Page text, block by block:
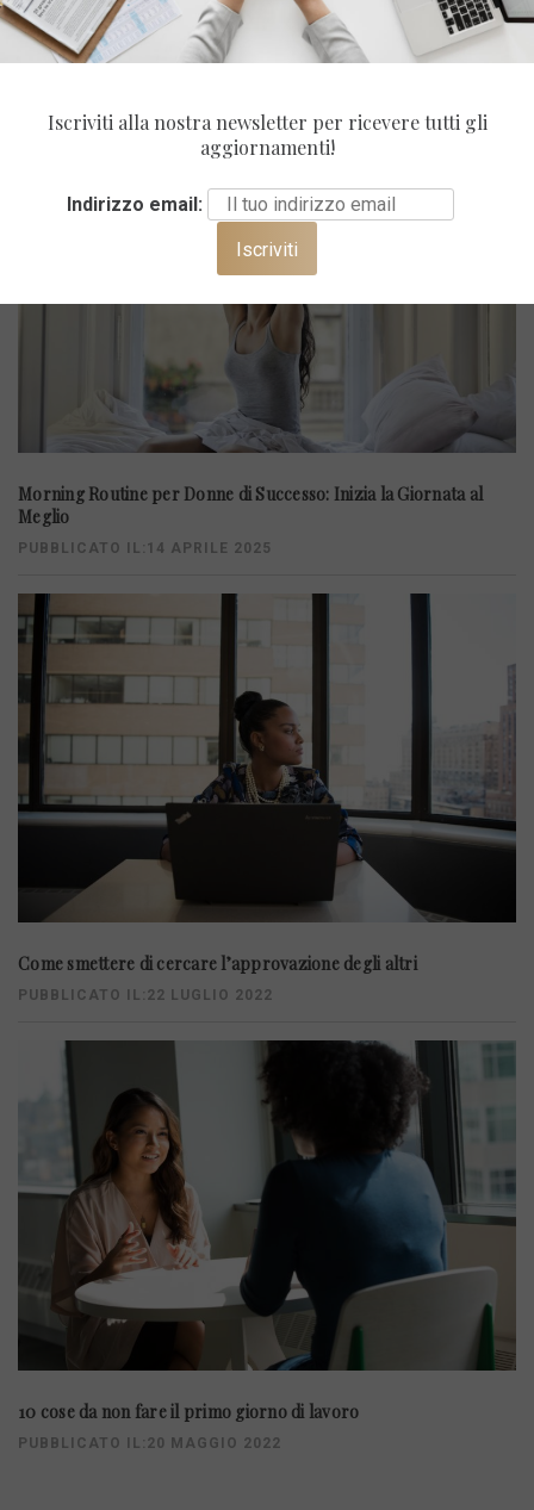
Morning Routine per Donne di Successo: Inizia la Giornata al
Meglio
PUBBLICATO IL:14 APRILE 2025
Come smettere di cercare l’approvazione degli altri
PUBBLICATO IL:22 LUGLIO 2022
10 cose da non fare il primo giorno di lavoro
PUBBLICATO IL:20 MAGGIO 2022
Iscriviti alla nostra newsletter per ricevere tutti gli
aggiornamenti!
Indirizzo email: